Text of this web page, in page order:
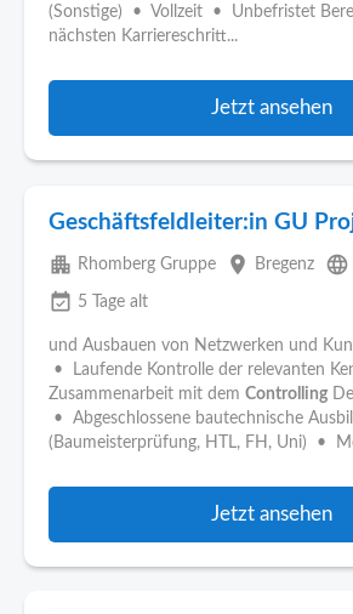
(Sonstige) • Vollzeit • Unbefristet
nächsten Karriereschritt...
Jetzt ansehen
Geschäftsfeldleiter:in GU
apartment Rhomberg Gruppe place Bregenz language
event_available 5 Tage alt
und Ausbauen von Netzwerken und
• Laufende Kontrolle der relevanten
Zusammenarbeit mit dem Controlling
• Abgeschlossene bautechnische
(Baumeisterprüfung, HTL, FH, Uni) •
Jetzt ansehen